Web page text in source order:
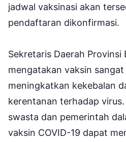
jadwal vaksinasi akan
pendaftaran dikonfirmasi.
Sekretaris Daerah
mengatakan vaksin
meningkatkan kekebalan
kerentanan terhadap
swasta dan pemerintah
vaksin COVID-19 dapat